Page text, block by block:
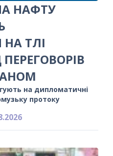
НАФТУ
ТЛІ
на дипломатичні
протоку